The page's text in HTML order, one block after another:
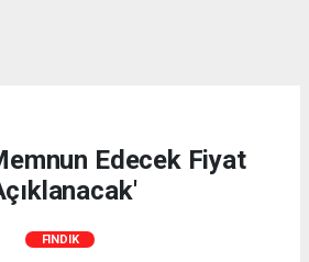
Edecek Fiyat
FINDIK